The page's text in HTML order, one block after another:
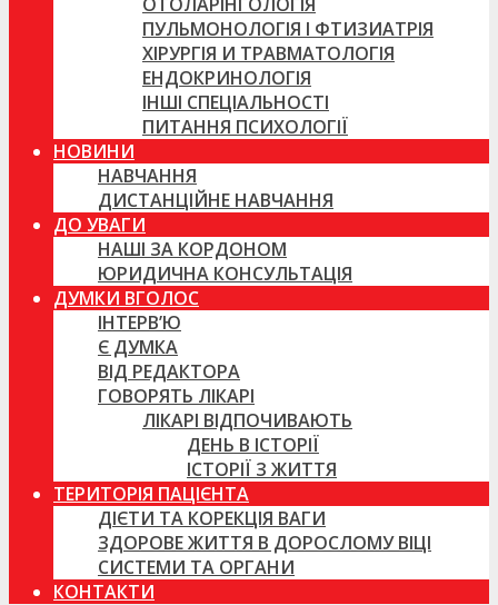
ПУЛЬМОНОЛОГІЯ І ФТИЗИАТРІЯ
ХІРУРГІЯ И ТРАВМАТОЛОГІЯ
ЕНДОКРИНОЛОГІЯ
ІНШІ СПЕЦІАЛЬНОСТІ
ПИТАННЯ ПСИХОЛОГІЇ
НОВИНИ
НАВЧАННЯ
ДИСТАНЦІЙНЕ НАВЧАННЯ
ДО УВАГИ
НАШІ ЗА КОРДОНОМ
ЮРИДИЧНА КОНСУЛЬТАЦІЯ
ДУМКИ ВГОЛОС
ІНТЕРВ’Ю
Є ДУМКА
ВІД РЕДАКТОРА
ГОВОРЯТЬ ЛІКАРІ
ЛІКАРІ ВІДПОЧИВАЮТЬ
ДЕНЬ В ІСТОРІЇ
ІСТОРІЇ З ЖИТТЯ
ТЕРИТОРІЯ ПАЦІЄНТА
ДІЄТИ ТА КОРЕКЦІЯ ВАГИ
ЗДОРОВЕ ЖИТТЯ В ДОРОСЛОМУ ВІЦІ
СИСТЕМИ ТА ОРГАНИ
КОНТАКТИ